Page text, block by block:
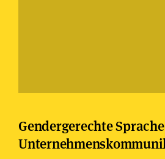
Gendergerechte